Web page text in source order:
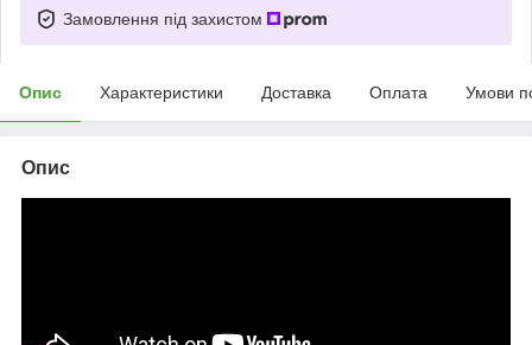
Замовлення під захистом
Опис Характеристики Доставка Оплата Умови
Опис